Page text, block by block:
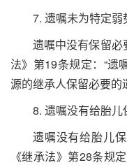
7. 遗嘱未为特定
遗嘱中没有保留
法》第19条规定：“遗
源的继承人保留必要的
8. 遗嘱没有给胎
遗嘱没有给胎儿
《继承法》第28条规